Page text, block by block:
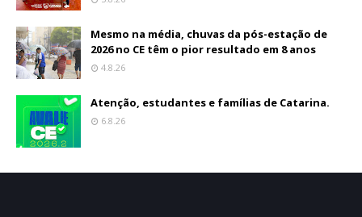
Mesmo na média, chuvas da pós-estação de
2026 no CE têm o pior resultado em 8 anos
4.8.26
Atenção, estudantes e famílias de Catarina.
6.8.26